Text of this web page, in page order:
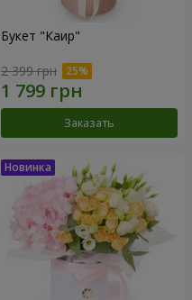
Букет "Каир"
2 399 грн
Заказать